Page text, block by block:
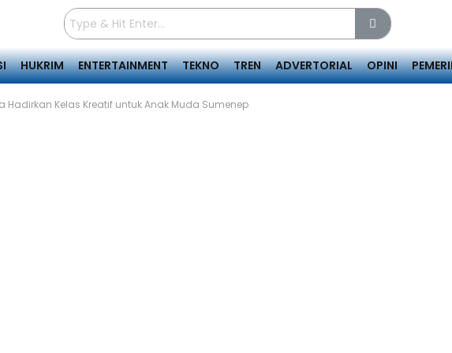
HUKRIM ENTERTAINMENT TEKNO TREN ADVERTORIAL OPINI
Hadirkan Kelas Kreatif untuk Anak Muda Sumenep